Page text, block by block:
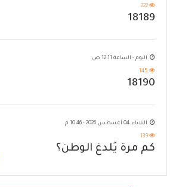
222
18189
اليوم - الساعة 12:11 ص
145
18190
الثلاثاء, 04 أغسطس 2026 - 10:46 م
139
كم مرة يُلدغ الوطن؟